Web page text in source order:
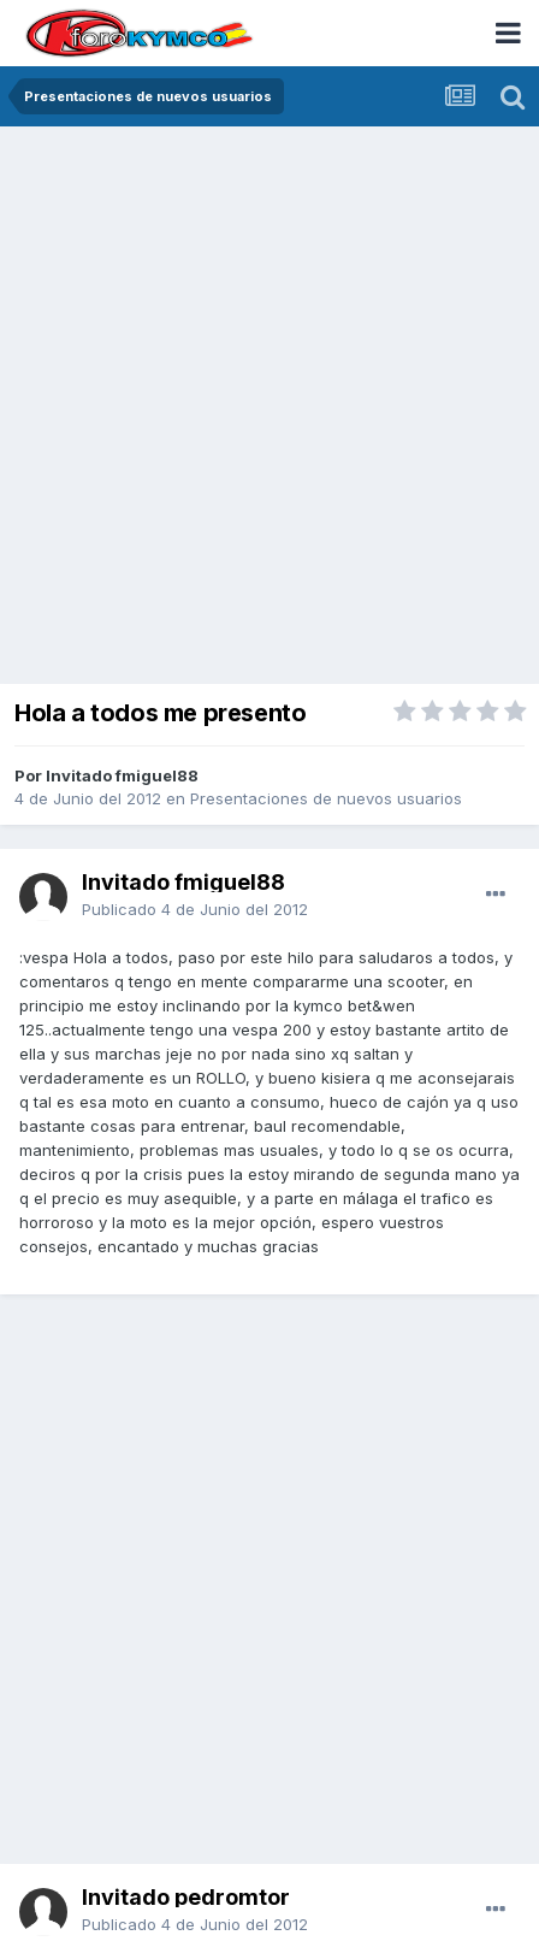
Presentaciones de nuevos usuarios
Hola a todos me presento
Por Invitado fmiguel88
4 de Junio del 2012 en Presentaciones de nuevos usuarios
Invitado fmiguel88
Publicado 4 de Junio del 2012
:vespa Hola a todos, paso por este hilo para saludaros a todos, y
comentaros q tengo en mente compararme una scooter, en
principio me estoy inclinando por la kymco bet&wen
125..actualmente tengo una vespa 200 y estoy bastante artito de
ella y sus marchas jeje no por nada sino xq saltan y
verdaderamente es un ROLLO, y bueno kisiera q me aconsejarais
q tal es esa moto en cuanto a consumo, hueco de cajón ya q uso
bastante cosas para entrenar, baul recomendable,
mantenimiento, problemas mas usuales, y todo lo q se os ocurra,
deciros q por la crisis pues la estoy mirando de segunda mano ya
q el precio es muy asequible, y a parte en málaga el trafico es
horroroso y la moto es la mejor opción, espero vuestros
consejos, encantado y muchas gracias
Invitado pedromtor
Publicado 4 de Junio del 2012